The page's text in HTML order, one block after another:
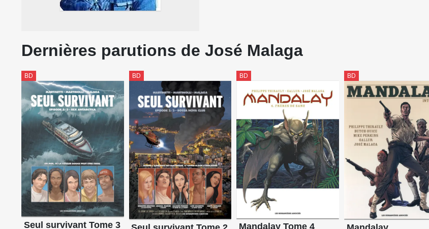
Dernières parutions de José Malaga
BD
Seul survivant Tome 3
BD BD
Mandalay Tome 4
BD